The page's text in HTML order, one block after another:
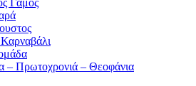
Γάμος
– Πρωτοχρονιά – Θεοφάνια